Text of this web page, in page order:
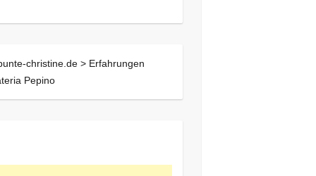
christine.de > Erfahrungen
Pepino